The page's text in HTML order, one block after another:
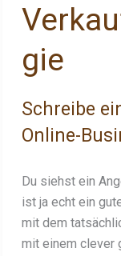
gie
Schreibe
Online-
Du siehst ein
ist ja echt ein
mit dem
mit einem clever